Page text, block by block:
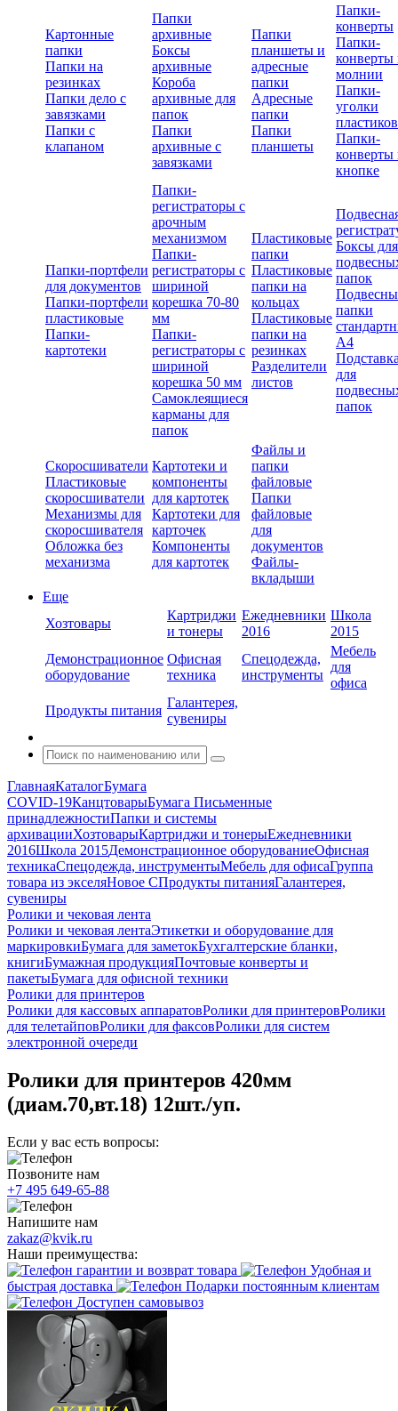
Картонные
папки
Папки на
резинках
Папки дело с
завязками
Папки с
клапаном
Папки
архивные
Боксы
архивные
Короба
архивные для
папок
Папки
архивные с
завязками
Папки
планшеты и
адресные
папки
Адресные
папки
Папки
планшеты
Папки-
конверты
Папки-
конверты
молнии
Папки-
уголки
Папки-
конверты
кнопке
Папки-портфели
для документов
Папки-портфели
пластиковые
Папки-
картотеки
Папки-
регистраторы с
арочным
механизмом
Папки-
регистраторы с
шириной
корешка 70-80
мм
Папки-
регистраторы с
шириной
корешка 50 мм
Самоклеящиеся
карманы для
папок
Пластиковые
папки
Пластиковые
папки на
кольцах
Пластиковые
папки на
резинках
Разделители
листов
Боксы для
папок
папки
А4
для
папок
Скоросшиватели
Пластиковые
скоросшиватели
Механизмы для
скоросшивателя
Обложка без
механизма
Картотеки и
компоненты
для картотек
Картотеки для
карточек
Компоненты
для картотек
Файлы и
папки
файловые
Папки
файловые
для
документов
Файлы-
вкладыши
Еще
Хозтовары
Картриджи
и тонеры
Ежедневники
2016
Школа
2015
Демонстрационное
оборудование
Офисная
техника
Спецодежда,
инструменты
Мебель
для
офиса
Продукты питания
Галантерея,
сувениры
ГлавнаяКаталогБумага
COVID-19КанцтоварыБумага Письменные
принадлежностиПапки и системы
архивацииХозтоварыКартриджи и тонерыЕжедневники
2016Школа 2015Демонстрационное оборудованиеОфисная
техникаСпецодежда, инструментыМебель для офисаГруппа
товара из экселяНовое СПродукты питанияГалантерея,
сувениры
Ролики и чековая лента
Ролики и чековая лентаЭтикетки и оборудование для
маркировкиБумага для заметокБухгалтерские бланки,
книгиБумажная продукцияПочтовые конверты и
пакетыБумага для офисной техники
Ролики для принтеров
Ролики для кассовых аппаратовРолики для принтеровРолики
для телетайповРолики для факсовРолики для систем
электронной очереди
Ролики для принтеров 420мм
(диам.70,вт.18) 12шт./уп.
Если у вас есть вопросы:
Позвоните нам
+7 495 649-65-88
Напишите нам
zakaz@kvik.ru
Наши преимущества:
гарантии и возврат товара
Удобная и
быстрая доставка
Подарки постоянным клиентам
Доступен самовывоз